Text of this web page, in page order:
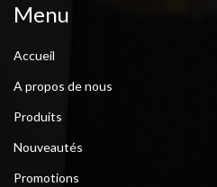
Menu
Accueil
A propos de nous
Produits
Nouveautés
Promotions